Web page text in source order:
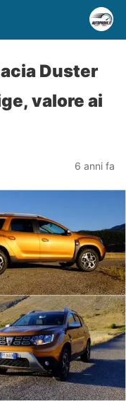
Duster
valore ai
6 anni fa